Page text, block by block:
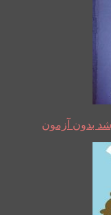
بدون آزمون